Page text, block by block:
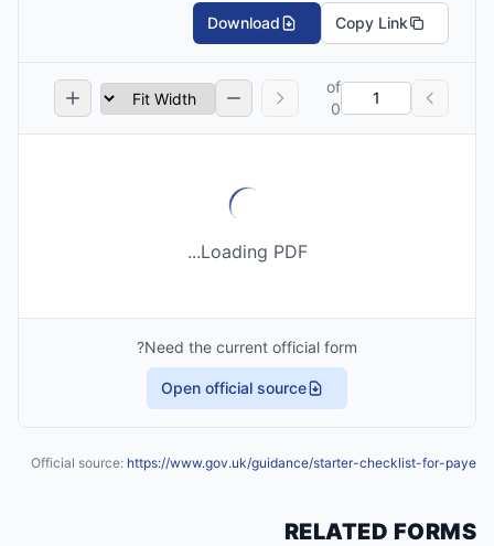
Copy Link
Download
of
0
Loading PDF...
Need the current official form?
Open official source
Official source: https://www.gov.uk/guidance/starter-checklist-for-paye
RELATED FORMS